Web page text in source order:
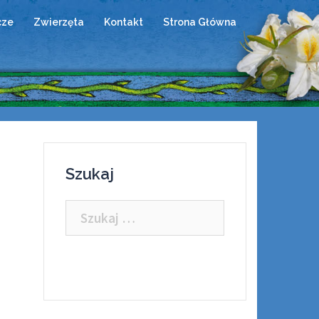
Zwierzęta Kontakt Strona Główna
Szukaj
Szukaj: